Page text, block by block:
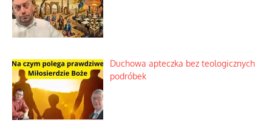
Duchowa apteczka bez teologicznych
podróbek